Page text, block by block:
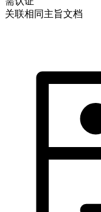
关联相同主旨文档